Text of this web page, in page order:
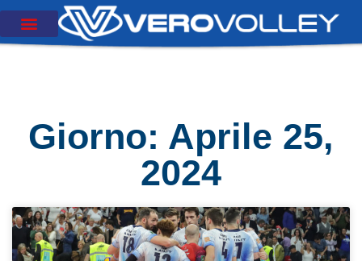
Giorno: Aprile 25,
2024